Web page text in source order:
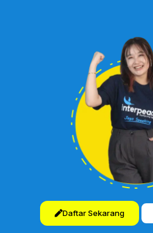
Daftar Sekarang